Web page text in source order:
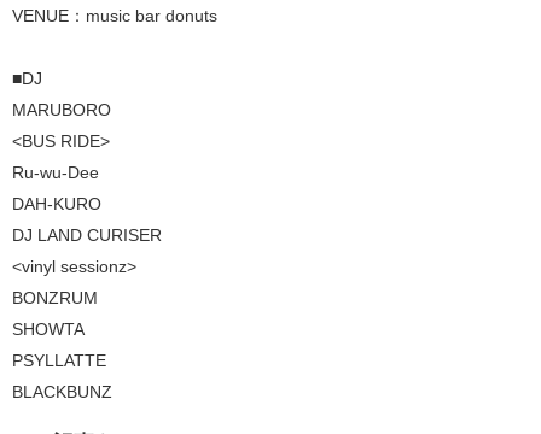
VENUE：music bar donuts
■DJ
MARUBORO
<BUS RIDE>
Ru-wu-Dee
DAH-KURO
DJ LAND CURISER
<vinyl sessionz>
BONZRUM
SHOWTA
PSYLLATTE
BLACKBUNZ